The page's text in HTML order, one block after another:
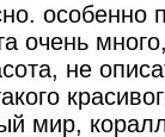
особенно
очень
не
мир,